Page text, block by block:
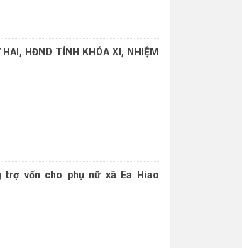
HĐND TỈNH KHÓA XI, NHIỆM
vốn cho phụ nữ xã Ea Hiao